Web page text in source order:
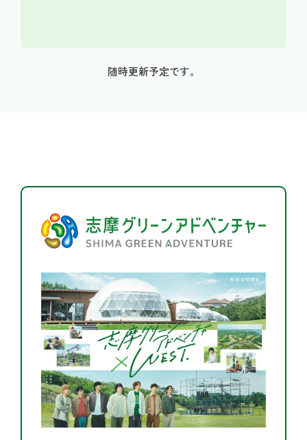
随時更新予定です。